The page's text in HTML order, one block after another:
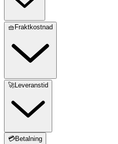
🧺Fraktkostnad
🚀Leveranstid
💳Betalning